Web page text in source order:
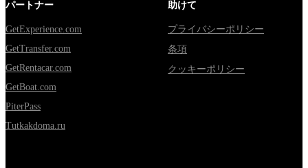
パートナー
GetExperience.com
GetTransfer.com
GetRentacar.com
GetBoat.com
PiterPass
Tutkakdoma.ru
助けて
プライバシーポリシー
条項
クッキーポリシー